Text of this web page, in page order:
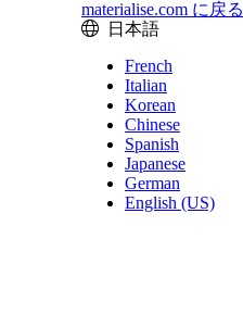
materialise.com に戻る
日本語
French
Italian
Korean
Chinese
Spanish
Japanese
German
English (US)